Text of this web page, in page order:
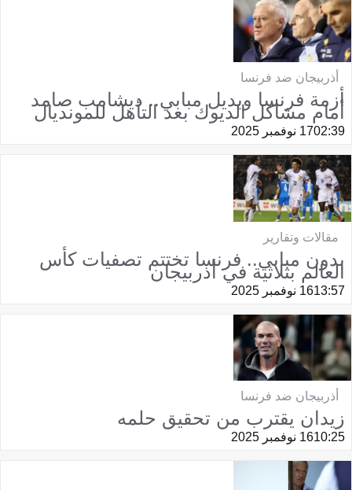
أذربيجان ضد فرنسا
أزمة فرنسا وبديل مبابي.. ديشامب صامد
أمام مشاكل الديوك بعد التأهل للمونديال
02:3917 نوفمبر 2025
مقالات وتقارير
بدون مبابي.. فرنسا تختتم تصفيات كأس
العالم بثلاثية في أذربيجان
13:5716 نوفمبر 2025
أذربيجان ضد فرنسا
زيدان يقترب من تحقيق حلمه
10:2516 نوفمبر 2025